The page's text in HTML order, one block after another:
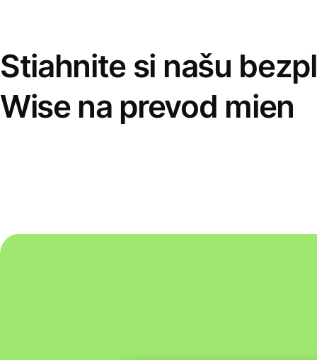
Stiahnite si našu
Wise na prevod mien